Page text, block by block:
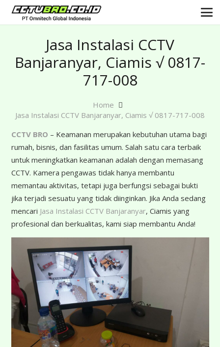
Jasa Instalasi CCTV
Banjaranyar, Ciamis √ 0817-
717-008
Home
Jasa Instalasi CCTV Banjaranyar, Ciamis √ 0817-717-008
CCTV BRO – Keamanan merupakan kebutuhan utama bagi
rumah, bisnis, dan fasilitas umum. Salah satu cara terbaik
untuk meningkatkan keamanan adalah dengan memasang
CCTV. Kamera pengawas tidak hanya membantu
memantau aktivitas, tetapi juga berfungsi sebagai bukti
jika terjadi sesuatu yang tidak diinginkan. Jika Anda sedang
mencari Jasa Instalasi CCTV Banjaranyar, Ciamis yang
profesional dan berkualitas, kami siap membantu Anda!